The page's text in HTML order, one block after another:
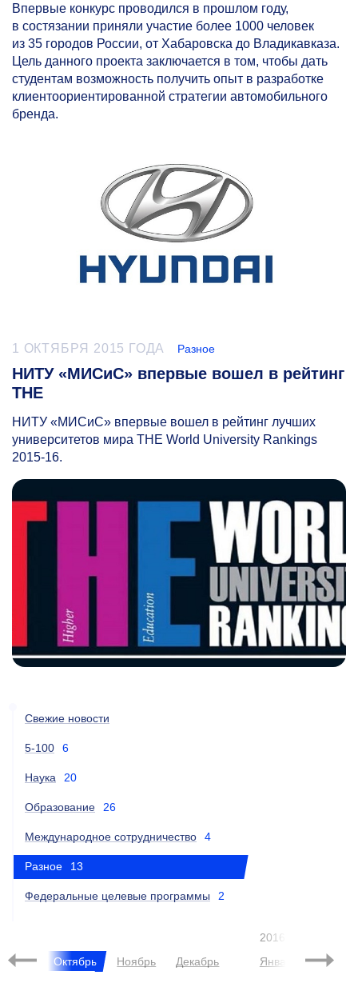
Впервые конкурс проводился в прошлом году,
в состязании приняли участие более 1000 человек
из 35 городов России, от Хабаровска до Владикавказа.
Цель данного проекта заключается в том, чтобы дать
студентам возможность получить опыт в разработке
клиентоориентированной стратегии автомобильного
бренда.
1 ОКТЯБРЯ 2015 ГОДА Разное
НИТУ «МИСиС» впервые вошел в рейтинг
THE
НИТУ «МИСиС» впервые вошел в рейтинг лучших
университетов мира THE World University Rankings
2015-16.
Свежие новости
5-100 6
Наука 20
Образование 26
Международное сотрудничество 4
Разное 13
Федеральные целевые программы 2
Октябрь Ноябрь Декабрь
2016
Январь